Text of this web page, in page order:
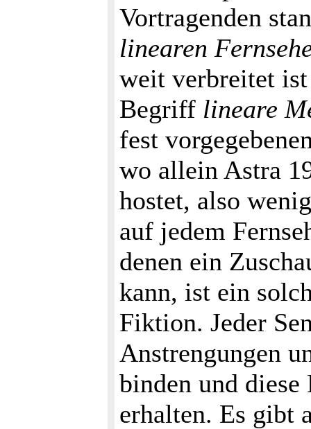
Vortragenden
linearen
weit verbreitet
Begriff lineare
fest
wo allein Astra
hostet, also
auf jedem
denen ein
kann, ist ein
Fiktion. Jeder
Anstrengungen
binden und
erhalten. Es gibt